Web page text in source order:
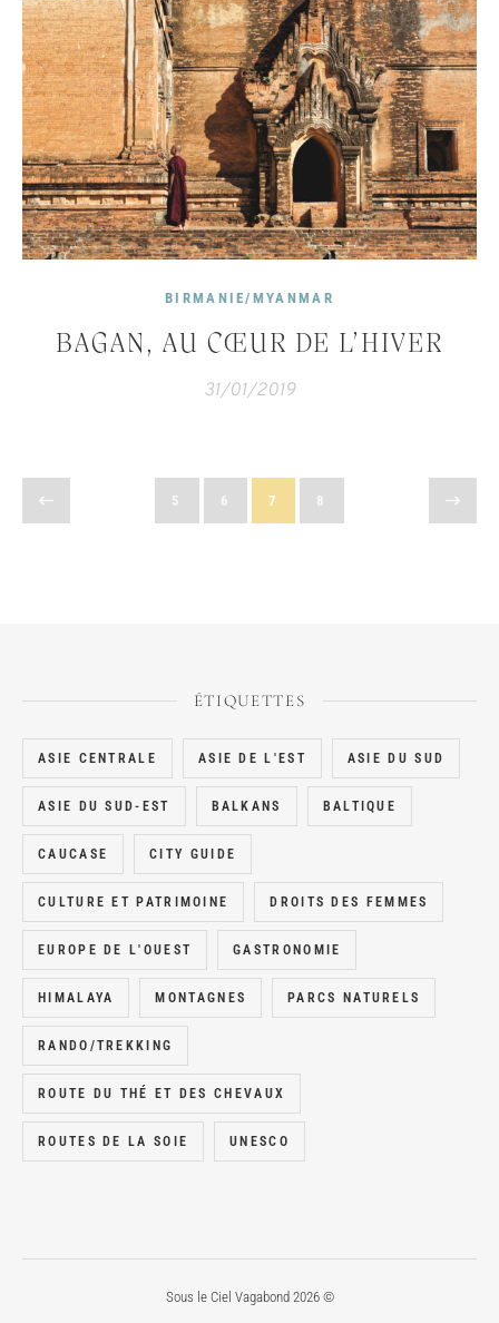
BIRMANIE/MYANMAR
BAGAN, AU CŒUR DE L’HIVER
31/01/2019
5 6 7 8
ÉTIQUETTES
ASIE CENTRALE ASIE DE L'EST ASIE DU SUD
ASIE DU SUD-EST BALKANS BALTIQUE
CAUCASE CITY GUIDE
CULTURE ET PATRIMOINE DROITS DES FEMMES
EUROPE DE L'OUEST GASTRONOMIE
HIMALAYA MONTAGNES PARCS NATURELS
RANDO/TREKKING
ROUTE DU THÉ ET DES CHEVAUX
ROUTES DE LA SOIE UNESCO
Sous le Ciel Vagabond 2026 ©